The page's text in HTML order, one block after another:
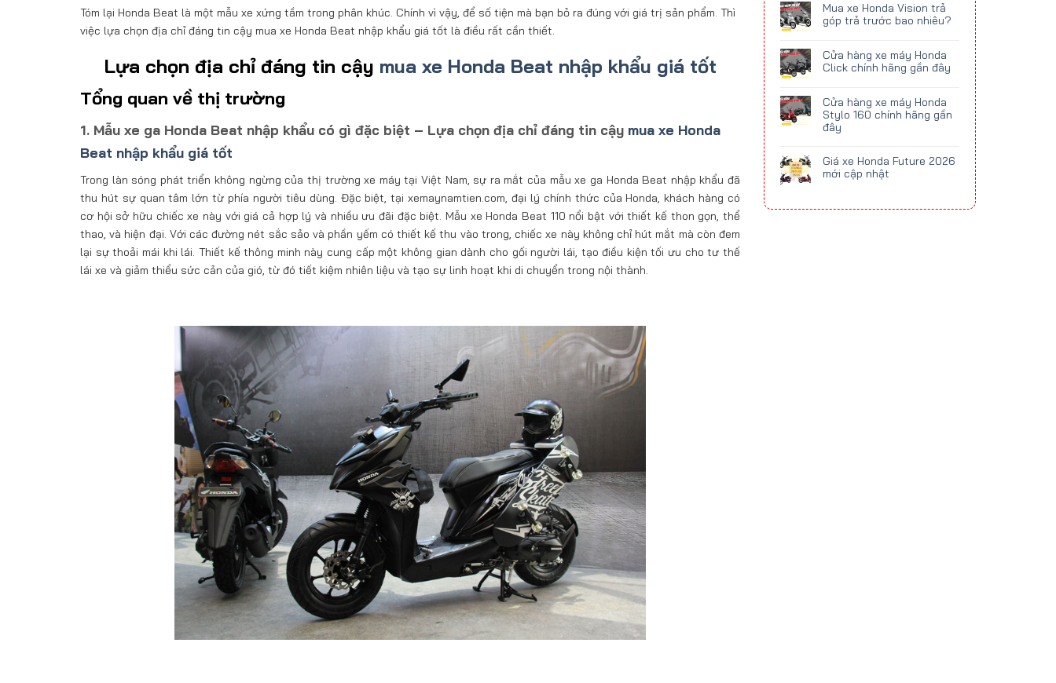
Tóm lại Honda Beat là một mẫu xe xứng tầm trong phân khúc. Chính vì vậy, để số tiện mà bạn bỏ ra đúng với giá trị sản phẩm. Thì
việc lựa chọn địa chỉ đáng tin cậy mua xe Honda Beat nhập khẩu giá tốt là điều rất cần thiết.
Lựa chọn địa chỉ đáng tin cậy mua xe Honda Beat nhập khẩu giá tốt
Tổng quan về thị trường
1. Mẫu xe ga Honda Beat nhập khẩu có gì đặc biệt – Lựa chọn địa chỉ đáng tin cậy mua xe Honda
Beat nhập khẩu giá tốt
Trong làn sóng phát triển không ngừng của thị trường xe máy tại Việt Nam, sự ra mắt của mẫu xe ga Honda Beat nhập khẩu đã
thu hút sự quan tâm lớn từ phía người tiêu dùng. Đặc biệt, tại xemaynamtien.com, đại lý chính thức của Honda, khách hàng có
cơ hội sở hữu chiếc xe này với giá cả hợp lý và nhiều ưu đãi đặc biệt. Mẫu xe Honda Beat 110 nổi bật với thiết kế thon gọn, thể
thao, và hiện đại. Với các đường nét sắc sảo và phần yếm có thiết kế thu vào trong, chiếc xe này không chỉ hút mắt mà còn đem
lại sự thoải mái khi lái. Thiết kế thông minh này cung cấp một không gian dành cho gối người lái, tạo điều kiện tối ưu cho tư thế
lái xe và giảm thiểu sức cản của gió, từ đó tiết kiệm nhiên liệu và tạo sự linh hoạt khi di chuyển trong nội thành.
Mua xe Honda Vision trả
góp trả trước bao nhiêu?
Cửa hàng xe máy Honda
Click chính hãng gần đây
Cửa hàng xe máy Honda
Stylo 160 chính hãng gần
đây
Giá xe Honda Future 2026
mới cập nhật